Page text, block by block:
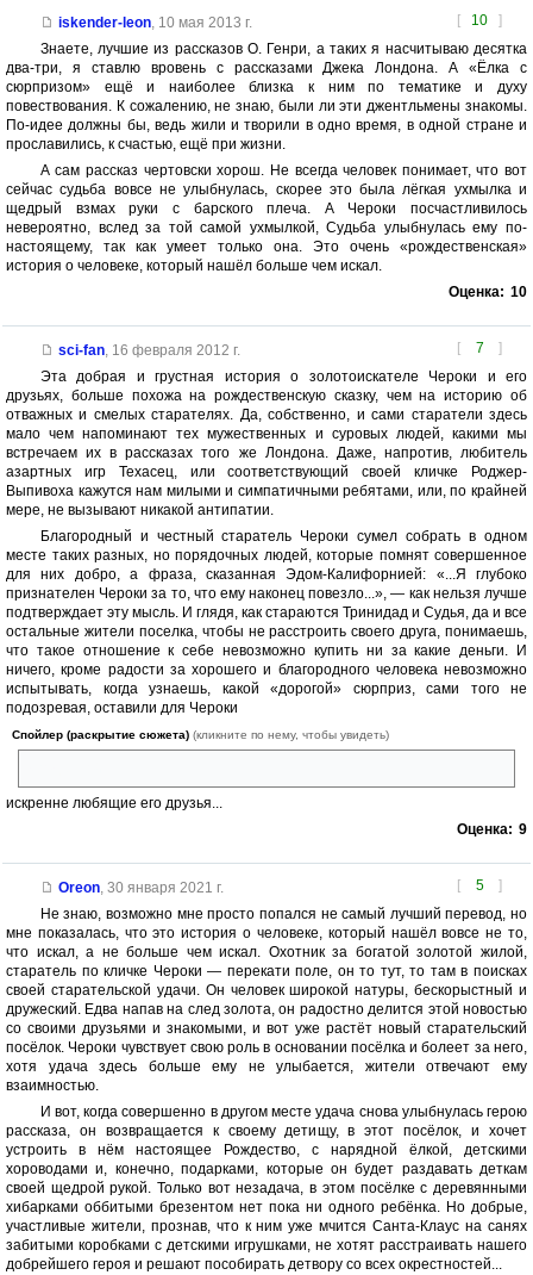
[ 10 ]
iskender-leon, 10 мая 2013 г.
Знаете, лучшие из рассказов О. Генри, а таких я насчитываю десятка
два-три, я ставлю вровень с рассказами Джека Лондона. А «Ёлка с
сюрпризом» ещё и наиболее близка к ним по тематике и духу
повествования. К сожалению, не знаю, были ли эти джентльмены знакомы.
По-идее должны бы, ведь жили и творили в одно время, в одной стране и
прославились, к счастью, ещё при жизни.
А сам рассказ чертовски хорош. Не всегда человек понимает, что вот
сейчас судьба вовсе не улыбнулась, скорее это была лёгкая ухмылка и
щедрый взмах руки с барского плеча. А Чероки посчастливилось
невероятно, вслед за той самой ухмылкой, Судьба улыбнулась ему по-
настоящему, так как умеет только она. Это очень «рождественская»
история о человеке, который нашёл больше чем искал.
Оценка: 10
[ 7 ]
sci-fan, 16 февраля 2012 г.
Эта добрая и грустная история о золотоискателе Чероки и его
друзьях, больше похожа на рождественскую сказку, чем на историю об
отважных и смелых старателях. Да, собственно, и сами старатели здесь
мало чем напоминают тех мужественных и суровых людей, какими мы
встречаем их в рассказах того же Лондона. Даже, напротив, любитель
азартных игр Техасец, или соответствующий своей кличке Роджер-
Выпивоха кажутся нам милыми и симпатичными ребятами, или, по крайней
мере, не вызывают никакой антипатии.
Благородный и честный старатель Чероки сумел собрать в одном
месте таких разных, но порядочных людей, которые помнят совершенное
для них добро, а фраза, сказанная Эдом-Калифорнией: «...Я глубоко
признателен Чероки за то, что ему наконец повезло...», — как нельзя лучше
подтверждает эту мысль. И глядя, как стараются Тринидад и Судья, да и все
остальные жители поселка, чтобы не расстроить своего друга, понимаешь,
что такое отношение к себе невозможно купить ни за какие деньги. И
ничего, кроме радости за хорошего и благородного человека невозможно
испытывать, когда узнаешь, какой «дорогой» сюрприз, сами того не
подозревая, оставили для Чероки
Спойлер (раскрытие сюжета) (кликните по нему, чтобы увидеть)
искренне любящие его друзья...
Оценка: 9
[ 5 ]
Oreon, 30 января 2021 г.
Не знаю, возможно мне просто попался не самый лучший перевод, но
мне показалась, что это история о человеке, который нашёл вовсе не то,
что искал, а не больше чем искал. Охотник за богатой золотой жилой,
старатель по кличке Чероки — перекати поле, он то тут, то там в поисках
своей старательской удачи. Он человек широкой натуры, бескорыстный и
дружеский. Едва напав на след золота, он радостно делится этой новостью
со своими друзьями и знакомыми, и вот уже растёт новый старательский
посёлок. Чероки чувствует свою роль в основании посёлка и болеет за него,
хотя удача здесь больше ему не улыбается, жители отвечают ему
взаимностью.
И вот, когда совершенно в другом месте удача снова улыбнулась герою
рассказа, он возвращается к своему детищу, в этот посёлок, и хочет
устроить в нём настоящее Рождество, с нарядной ёлкой, детскими
хороводами и, конечно, подарками, которые он будет раздавать деткам
своей щедрой рукой. Только вот незадача, в этом посёлке с деревянными
хибарками оббитыми брезентом нет пока ни одного ребёнка. Но добрые,
участливые жители, прознав, что к ним уже мчится Санта-Клаус на санях
забитыми коробками с детскими игрушками, не хотят расстраивать нашего
добрейшего героя и решают пособирать детвору со всех окрестностей...